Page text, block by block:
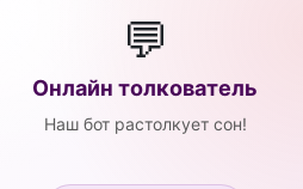
💬
Онлайн толкователь
Наш бот растолкует сон!